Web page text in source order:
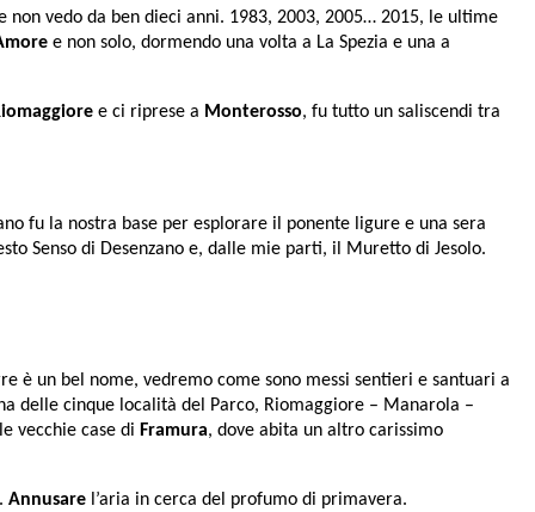
non vedo da ben dieci anni. 1983, 2003, 2005… 2015, le ultime
e non solo, dormendo una volta a La Spezia e una a
e ci riprese a Monterosso, fu tutto un saliscendi tra
fu la nostra base per esplorare il ponente ligure e una sera
Senso di Desenzano e, dalle mie parti, il Muretto di Jesolo.
è un bel nome, vedremo come sono messi sentieri e santuari a
delle cinque località del Parco, Riomaggiore – Manarola –
vecchie case di Framura, dove abita un altro carissimo
Annusare l’aria in cerca del profumo di primavera.